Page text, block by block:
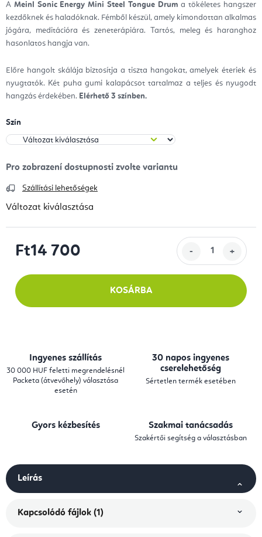
A Meinl Sonic Energy Mini Steel Tongue Drum a tökéletes hangszer
kezdőknek és haladóknak. Fémből készül, amely kimondottan alkalmas
jógára, meditációra és zeneterápiára. Tartós, meleg és haranghoz
hasonlatos hangja van.
Előre hangolt skálája biztosítja a tiszta hangokat, amelyek éteriek és
nyugtatók. Két puha gumi kalapácsot tartalmaz a teljes és nyugodt
hangzás érdekében. Elérhető 3 színben.
Szín
Szállítási lehetőségek
Változat kiválasztása
Ft14 700
KOSÁRBA
Ingyenes szállítás
30 000 HUF feletti megrendelésnél
Packeta (átvevőhely) választása
esetén
30 napos ingyenes
cserelehetőség
Sértetlen termék esetében
Gyors kézbesítés Szakmai tanácsadás
Szakértői segítség a választásban
Leírás
Kapcsolódó fájlok (1)